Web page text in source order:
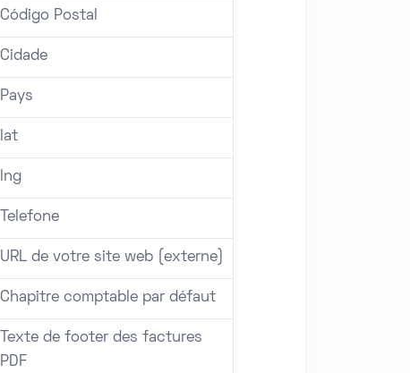
Código Postal
Cidade
Pays
lat
lng
Telefone
URL de votre site web (externe)
Chapitre comptable par défaut
Texte de footer des factures
PDF